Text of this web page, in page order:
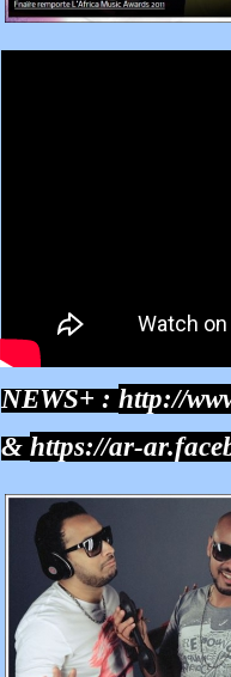
NEWS+ :http://
&https://ar-